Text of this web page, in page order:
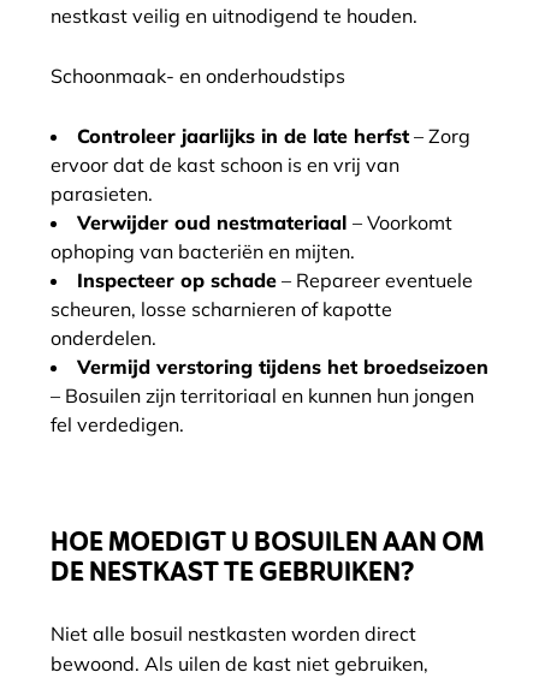
nestkast veilig en uitnodigend te houden.
Schoonmaak- en onderhoudstips
Controleer jaarlijks in de late herfst– Zorg
ervoor dat de kast schoon is en vrij van
parasieten.
Verwijder oud nestmateriaal – Voorkomt
ophoping van bacteriën en mijten.
Inspecteer op schade – Repareer eventuele
scheuren, losse scharnieren of kapotte
onderdelen.
Vermijd verstoring tijdens het broedseizoen
– Bosuilen zijn territoriaal en kunnen hun jongen
fel verdedigen.
HOE MOEDIGT U BOSUILEN AAN OM
DE NESTKAST TE GEBRUIKEN?
Niet alle bosuil nestkasten worden direct
bewoond. Als uilen de kast niet gebruiken,